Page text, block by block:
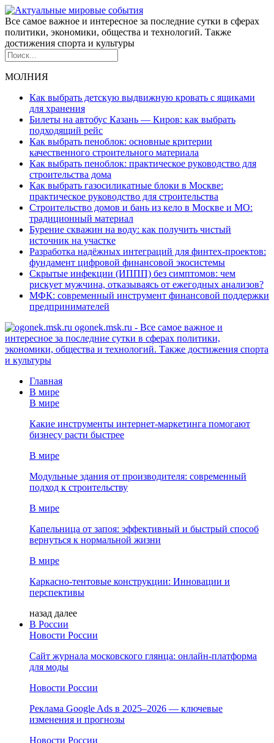
Все самое важное и интересное за последние сутки в сферах
политики, экономики, общества и технологий. Также
достижения спорта и культуры
МОЛНИЯ
Как выбрать детскую выдвижную кровать с ящиками
для хранения
Билеты на автобус Казань — Киров: как выбрать
подходящий рейс
Как выбрать пеноблок: основные критерии
качественного строительного материала
Как выбрать пеноблок: практическое руководство для
строительства дома
Как выбрать газосиликатные блоки в Москве:
практическое руководство для строительства
Строительство домов и бань из кело в Москве и МО:
традиционный материал
Бурение скважин на воду: как получить чистый
источник на участке
Разработка надёжных интеграций для финтех-проектов:
фундамент цифровой финансовой экосистемы
Скрытые инфекции (ИППП) без симптомов: чем
рискует мужчина, отказываясь от ежегодных анализов?
МФК: современный инструмент финансовой поддержки
предпринимателей
ogonek.msk.ru - Все самое важное и
интересное за последние сутки в сферах политики,
экономики, общества и технологий. Также достижения спорта
и культуры
Главная
В мире
В мире
Какие инструменты интернет-маркетинга помогают
бизнесу расти быстрее
В мире
Модульные здания от производителя: современный
подход к строительству
В мире
Капельница от запоя: эффективный и быстрый способ
вернуться к нормальной жизни
В мире
Каркасно-тентовые конструкции: Инновации и
перспективы
назад далее
В России
Новости России
Сайт журнала московского глянца: онлайн‑платформа
для моды
Новости России
Реклама Google Ads в 2025–2026 — ключевые
изменения и прогнозы
Новости России